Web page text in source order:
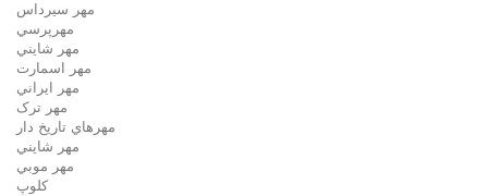
مهر سيرداس
مهرپرسي
مهر شايني
مهر اسمارت
مهر ايراني
مهر ترک
مهرهاي تاريخ دار
مهر شايني
مهر موبي
کلوپ